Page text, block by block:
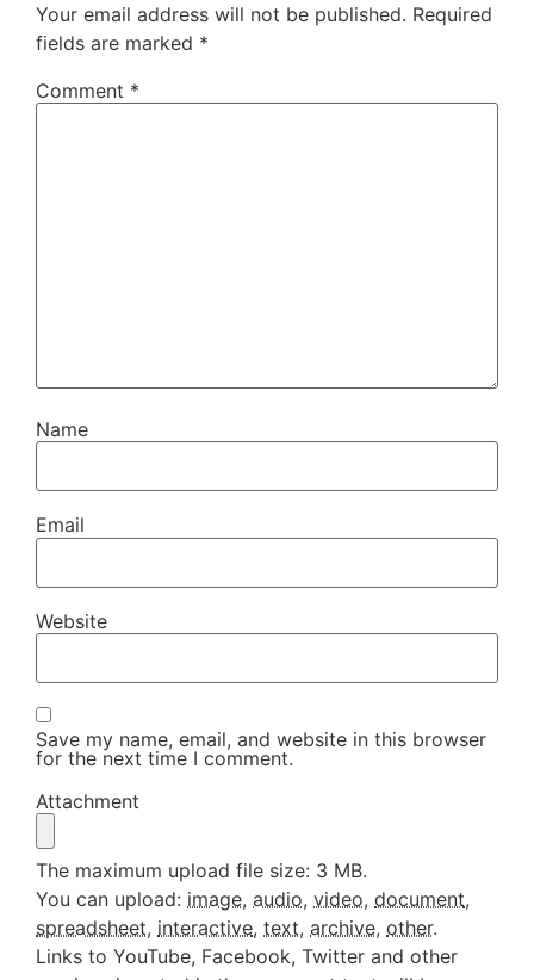
Your email address will not be published. Required
fields are marked *
Comment *
Name
Email
Website
Save my name, email, and website in this browser
for the next time I comment.
Attachment
The maximum upload file size: 3 MB.
You can upload: image, audio, video, document,
spreadsheet, interactive, text, archive, other.
Links to YouTube, Facebook, Twitter and other